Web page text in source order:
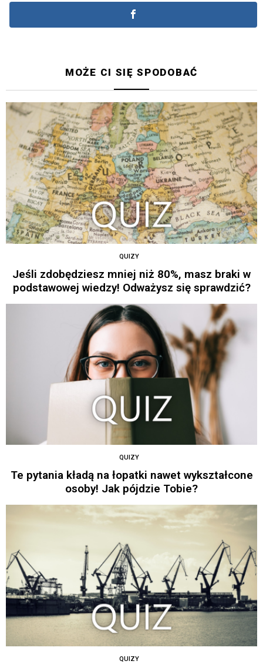
MOŻE CI SIĘ SPODOBAĆ
QUIZY
Jeśli zdobędziesz mniej niż 80%, masz braki w
podstawowej wiedzy! Odważysz się sprawdzić?
QUIZY
Te pytania kładą na łopatki nawet wykształcone
osoby! Jak pójdzie Tobie?
QUIZY